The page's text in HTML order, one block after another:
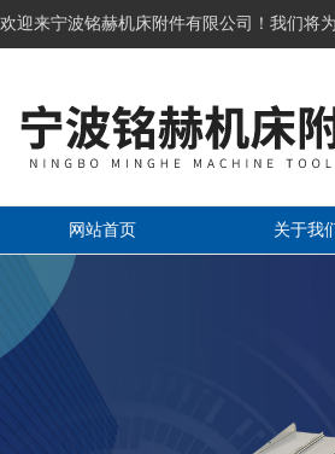
欢迎来宁波铭赫机床附件有限公司！我们将
网站首页 关于我